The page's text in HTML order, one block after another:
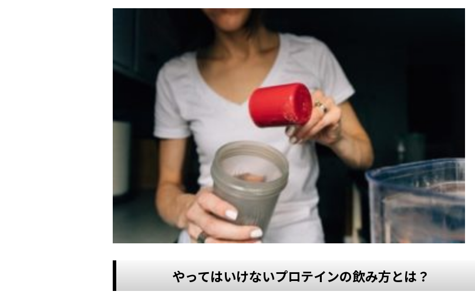
やってはいけないプロテインの飲み方とは？